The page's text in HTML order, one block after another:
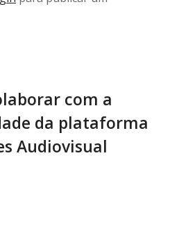
com a
da plataforma
Audiovisual